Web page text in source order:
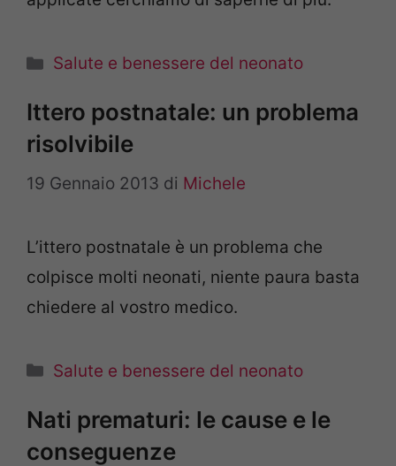
Categorie
Salute e benessere del neonato
Ittero postnatale: un problema
risolvibile
19 Gennaio 2013 di Michele
L’ittero postnatale è un problema che
colpisce molti neonati, niente paura basta
chiedere al vostro medico.
Categorie
Salute e benessere del neonato
Nati prematuri: le cause e le
conseguenze